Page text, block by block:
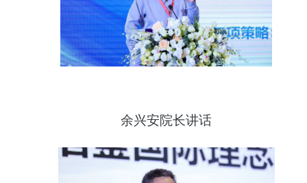
余兴安院长讲话